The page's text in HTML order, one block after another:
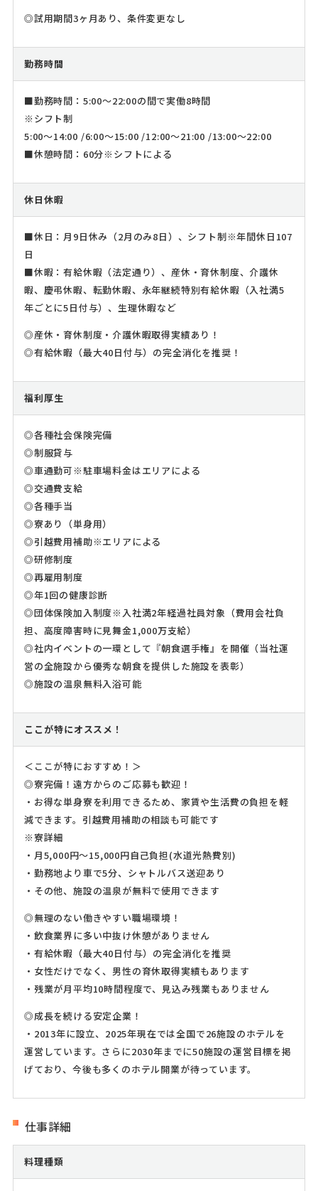
◎試用期間3ヶ月あり、条件変更なし
勤務時間
■勤務時間：5:00～22:00の間で実働8時間
※シフト制
5:00～14:00 /6:00～15:00 /12:00～21:00 /13:00～22:00
■休憩時間：60分※シフトによる
休日休暇
■休日：月9日休み（2月のみ8日）、シフト制※年間休日107
日
■休暇：有給休暇（法定通り）、産休・育休制度、介護休
暇、慶弔休暇、転勤休暇、永年継続特別有給休暇（入社満5
年ごとに5日付与）、生理休暇など
◎産休・育休制度・介護休暇取得実績あり！
◎有給休暇（最大40日付与）の完全消化を推奨！
福利厚生
◎各種社会保険完備
◎制服貸与
◎車通勤可※駐車場料金はエリアによる
◎交通費支給
◎各種手当
◎寮あり（単身用）
◎引越費用補助※エリアによる
◎研修制度
◎再雇用制度
◎年1回の健康診断
◎団体保険加入制度※入社満2年経過社員対象（費用会社負
担、高度障害時に見舞金1,000万支給）
◎社内イベントの一環として『朝食選手権』を開催（当社運
営の全施設から優秀な朝食を提供した施設を表彰）
◎施設の温泉無料入浴可能
ここが特にオススメ！
＜ここが特におすすめ！＞
◎寮完備！遠方からのご応募も歓迎！
・お得な単身寮を利用できるため、家賃や生活費の負担を軽
減できます。引越費用補助の相談も可能です
※寮詳細
・月5,000円～15,000円自己負担(水道光熱費別)
・勤務地より車で5分、シャトルバス送迎あり
・その他、施設の温泉が無料で使用できます
◎無理のない働きやすい職場環境！
・飲食業界に多い中抜け休憩がありません
・有給休暇（最大40日付与）の完全消化を推奨
・女性だけでなく、男性の育休取得実績もあります
・残業が月平均10時間程度で、見込み残業もありません
◎成長を続ける安定企業！
・2013年に設立、2025年現在では全国で26施設のホテルを
運営しています。さらに2030年までに50施設の運営目標を掲
げており、今後も多くのホテル開業が待っています。
仕事詳細
料理種類